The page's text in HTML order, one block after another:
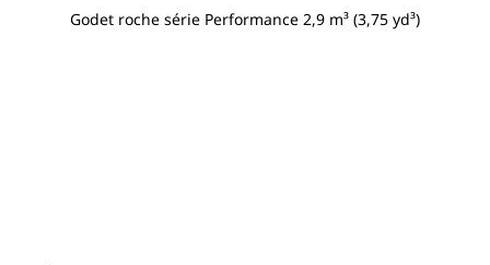
Godet roche série Performance 2,9 m³ (3,75 yd³)